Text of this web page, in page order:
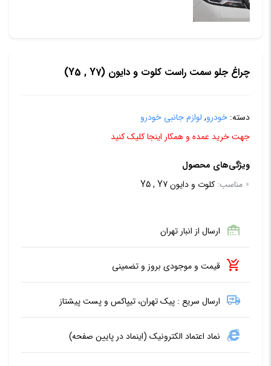
چراغ جلو سمت راست کلوت و دایون (Y5 , Y7)
دسته: خودرو, لوازم جانبی خودرو
جهت خرید عمده و همکار اینجا کلیک کنید
ویژگی‌های محصول
مناسب: کلوت و دایون Y5 , Y7
ارسال از انبار تهران
قیمت و موجودی بروز و تضمینی
ارسال سریع : پیک تهران، تیپاکس و پست پیشتاز
نماد اعتماد الکترونیک (اینماد در پایین صفحه)